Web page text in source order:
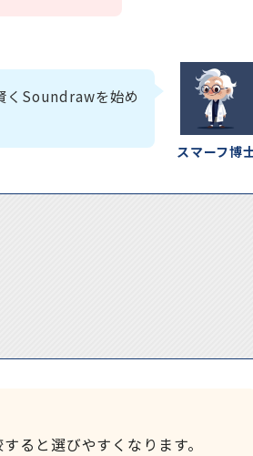
スマーフ博
くSoundrawを始め
ると選びやすくなります。